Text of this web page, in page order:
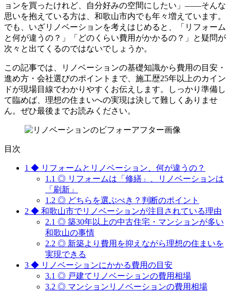
ョンを買ったけれど、自分好みの空間にしたい」——そんな
思いを抱えている方は、和歌山市内でも年々増えています。
でも、いざリノベーションを考えはじめると、「リフォーム
と何が違うの？」「どのくらい費用がかかるの？」と疑問が
次々と出てくるのではないでしょうか。
この記事では、リノベーションの基礎知識から費用の目安・
進め方・会社選びのポイントまで、施工歴25年以上のカイン
ドが現場目線でわかりやすくお伝えします。しっかり準備し
て臨めば、理想の住まいへの実現は決して難しくありませ
ん。ぜひ最後までお読みください。
目次
1 ◆ リフォームとリノベーション、何が違うの？
1.1 ◎ リフォームは「修繕」、リノベーションは
「刷新」
1.2 ◎ どちらを選ぶべき？判断のポイント
2 ◆ 和歌山市でリノベーションが注目されている理由
2.1 ◎ 築30年以上の中古住宅・マンションが多い
和歌山の事情
2.2 ◎ 新築より費用を抑えながら理想の住まいを
実現できる
3 ◆ リノベーションにかかる費用の目安
3.1 ◎ 戸建てリノベーションの費用相場
3.2 ◎ マンションリノベーションの費用相場